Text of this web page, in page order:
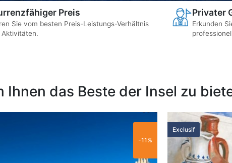
Preis
Sie vom besten Preis-Leistungs-Verhältnis
Privater
Erkunden
das Beste der Insel zu
-11%
Exclusif